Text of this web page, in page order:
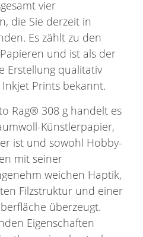
vier
die Sie derzeit in
Es zählt zu den
und ist als der
Erstellung qualitativ
Prints bekannt.
Rag® 308 g handelt es
Künstlerpapier,
ist und sowohl Hobby-
mit seiner
weichen Haptik,
Filzstruktur und einer
überzeugt.
Eigenschaften